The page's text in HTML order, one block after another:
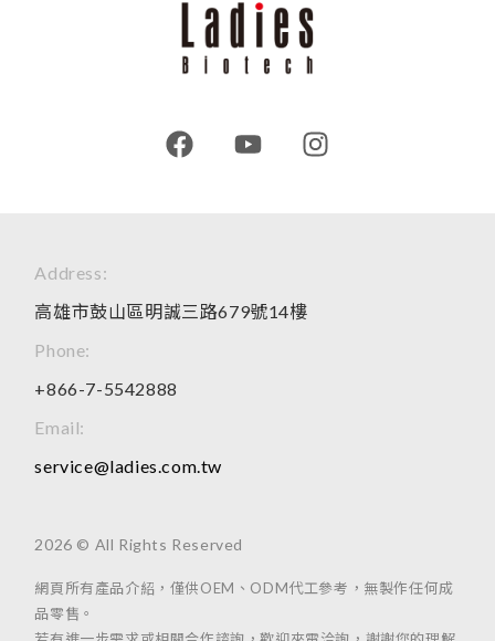
Address:
高雄市鼓山區明誠三路679號14樓
Phone:
+866-7-5542888
Email:
service@ladies.com.tw
2026 © All Rights Reserved
網頁所有產品介紹，僅供OEM、ODM代工參考，無製作任何成
品零售。